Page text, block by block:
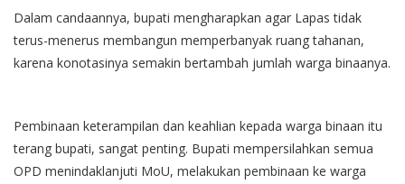
Dalam candaannya, bupati mengharapkan agar Lapas tidak
terus-menerus membangun memperbanyak ruang tahanan,
karena konotasinya semakin bertambah jumlah warga binaanya.
Pembinaan keterampilan dan keahlian kepada warga binaan itu
terang bupati, sangat penting. Bupati mempersilahkan semua
OPD menindaklanjuti MoU, melakukan pembinaan ke warga